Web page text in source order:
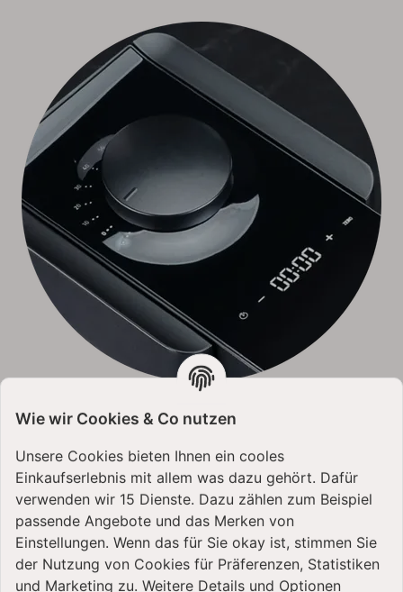
Integrierter Countdown-Timer & Stoppuhr
volle Kontrolle bei jedem Backvorgang
Wie wir Cookies & Co nutzen
Unsere Cookies bieten Ihnen ein cooles
Einkaufserlebnis mit allem was dazu gehört. Dafür
verwenden wir 15 Dienste. Dazu zählen zum Beispiel
passende Angebote und das Merken von
Einstellungen. Wenn das für Sie okay ist, stimmen Sie
der Nutzung von Cookies für Präferenzen, Statistiken
und Marketing zu. Weitere Details und Optionen